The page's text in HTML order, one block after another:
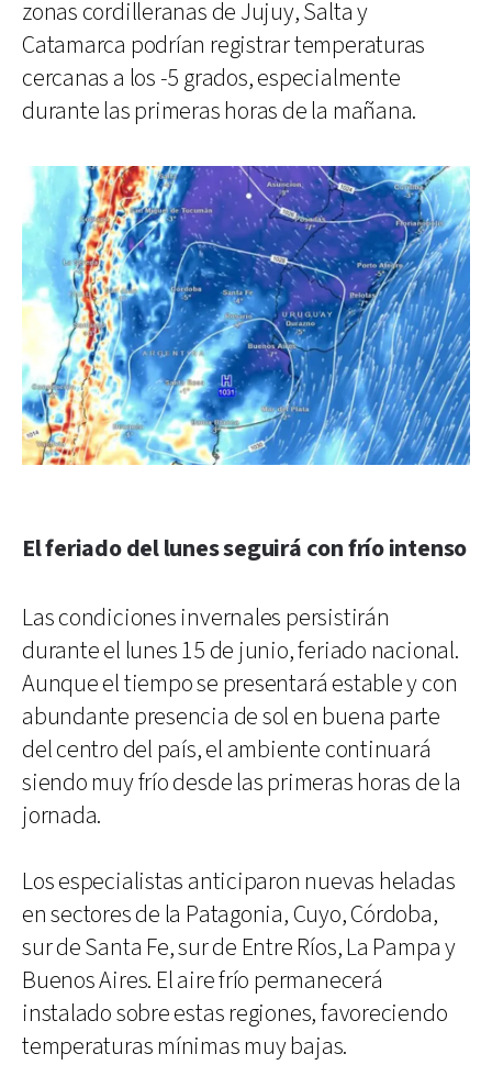
zonas cordilleranas de Jujuy, Salta y
Catamarca podrían registrar temperaturas
cercanas a los -5 grados, especialmente
durante las primeras horas de la mañana.
El feriado del lunes seguirá con frío intenso
Las condiciones invernales persistirán
durante el lunes 15 de junio, feriado nacional.
Aunque el tiempo se presentará estable y con
abundante presencia de sol en buena parte
del centro del país, el ambiente continuará
siendo muy frío desde las primeras horas de la
jornada.
Los especialistas anticiparon nuevas heladas
en sectores de la Patagonia, Cuyo, Córdoba,
sur de Santa Fe, sur de Entre Ríos, La Pampa y
Buenos Aires. El aire frío permanecerá
instalado sobre estas regiones, favoreciendo
temperaturas mínimas muy bajas.